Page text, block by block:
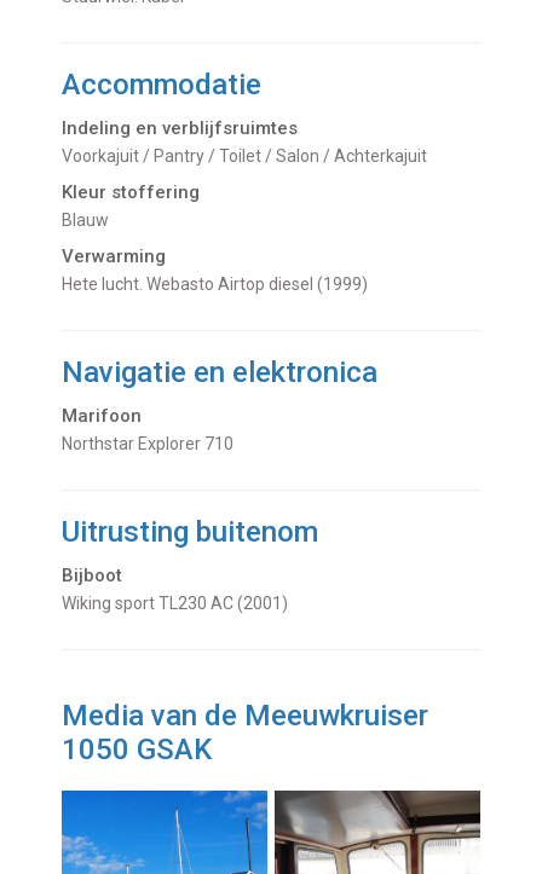
Accommodatie
Indeling en verblijfsruimtes
Voorkajuit / Pantry / Toilet / Salon / Achterkajuit
Kleur stoffering
Blauw
Verwarming
hete lucht. Webasto Airtop diesel (1999)
Navigatie en elektronica
Marifoon
Northstar Explorer 710
Uitrusting buitenom
Bijboot
Wiking sport TL230 AC (2001)
Media van de Meeuwkruiser
1050 GSAK